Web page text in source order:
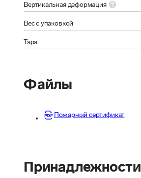
Вертикальная деформация
Вес с упаковкой
Тара
Файлы
Пожарный сертификат
Принадлежности